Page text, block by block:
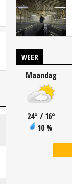
WEER
Maandag
24° / 16°
10 %